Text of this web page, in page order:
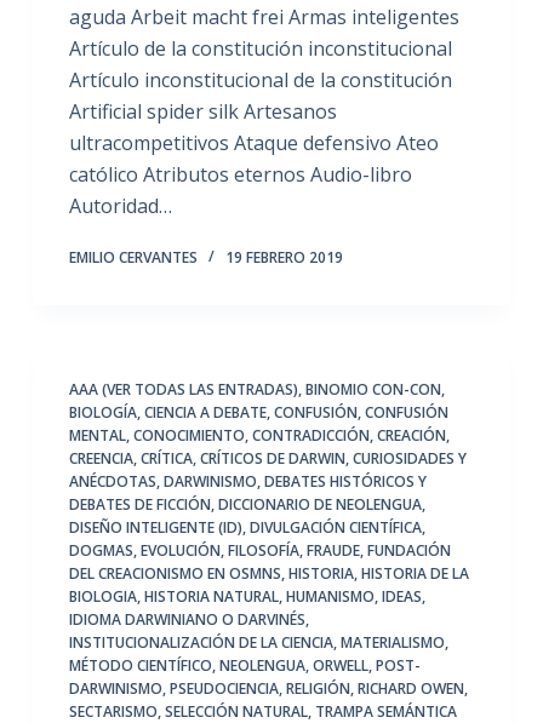
aguda Arbeit macht frei Armas inteligentes
Artículo de la constitución inconstitucional
Artículo inconstitucional de la constitución
Artificial spider silk Artesanos
ultracompetitivos Ataque defensivo Ateo
católico Atributos eternos Audio-libro
Autoridad…
EMILIO CERVANTES 19 FEBRERO 2019
AAA (VER TODAS LAS ENTRADAS),BINOMIO CON-CON,
BIOLOGÍA,CIENCIA A DEBATE,CONFUSIÓN,CONFUSIÓN
MENTAL,CONOCIMIENTO,CONTRADICCIÓN,CREACIÓN,
CREENCIA,CRÍTICA,CRÍTICOS DE DARWIN,CURIOSIDADES Y
ANÉCDOTAS,DARWINISMO,DEBATES HISTÓRICOS Y
DEBATES DE FICCIÓN,DICCIONARIO DE NEOLENGUA,
DISEÑO INTELIGENTE (ID),DIVULGACIÓN CIENTÍFICA,
DOGMAS,EVOLUCIÓN,FILOSOFÍA,FRAUDE,FUNDACIÓN
DEL CREACIONISMO EN OSMNS,HISTORIA,HISTORIA DE LA
BIOLOGIA,HISTORIA NATURAL,HUMANISMO,IDEAS,
IDIOMA DARWINIANO O DARVINÉS,
INSTITUCIONALIZACIÓN DE LA CIENCIA,MATERIALISMO,
MÉTODO CIENTÍFICO,NEOLENGUA,ORWELL,POST-
DARWINISMO,PSEUDOCIENCIA,RELIGIÓN,RICHARD OWEN,
SECTARISMO,SELECCIÓN NATURAL, TRAMPA SEMÁNTICA